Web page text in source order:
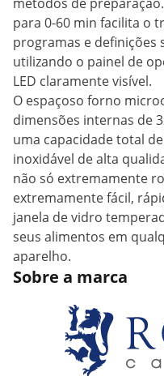
para 0-60 min facilita o
programas e definições
utilizando o painel de
LED claramente visível.
O espaçoso forno
dimensões internas de
uma capacidade total
inoxidável de alta
não só extremamente
extremamente fácil,
janela de vidro
seus alimentos em
aparelho.
Sobre a marca